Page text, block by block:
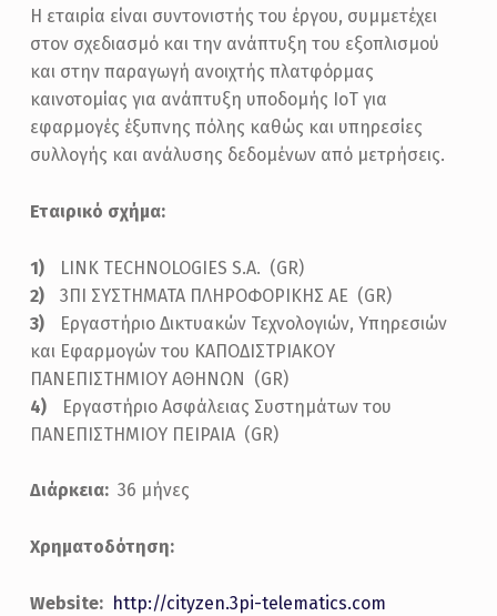
Η εταιρία είναι συντονιστής του έργου, συμμετέχει
στον σχεδιασμό και την ανάπτυξη του εξοπλισμού
και στην παραγωγή ανοιχτής πλατφόρμας
καινοτομίας για ανάπτυξη υποδομής ΙοΤ για
εφαρμογές έξυπνης πόλης καθώς και υπηρεσίες
συλλογής και ανάλυσης δεδομένων από μετρήσεις.
Εταιρικό σχήμα:
LINK TECHNOLOGIES S.A. (GR)
3ΠΙ ΣΥΣΤΗΜΑΤΑ ΠΛΗΡΟΦΟΡΙΚΗΣ ΑΕ (GR)
Εργαστήριο Δικτυακών Τεχνολογιών, Υπηρεσιών
και Εφαρμογών του ΚΑΠΟΔΙΣΤΡΙΑΚΟΥ
ΠΑΝΕΠΙΣΤΗΜΙΟΥ ΑΘΗΝΩΝ (GR)
Εργαστήριο Ασφάλειας Συστημάτων του
ΠΑΝΕΠΙΣΤΗΜΙΟΥ ΠΕΙΡΑΙΑ (GR)
Διάρκεια: 36 μήνες
Χρηματοδότηση:
Website: http://cityzen.3pi-telematics.com